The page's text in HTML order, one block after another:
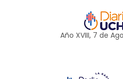
Año XVIII, 7 de